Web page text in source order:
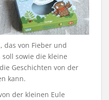
das von Fieber und
sowie die kleine
Geschichten von der
kann.
der kleinen Eule